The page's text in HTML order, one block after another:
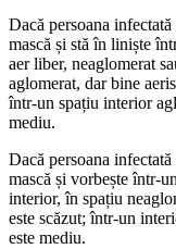
Dacă persoana
mască și stă în liniște
aer liber, neaglomerat
aglomerat, dar bine
într-un spațiu interior
mediu.
Dacă persoana
mască și vorbește într-
interior, în spațiu
este scăzut; într-un
este mediu.